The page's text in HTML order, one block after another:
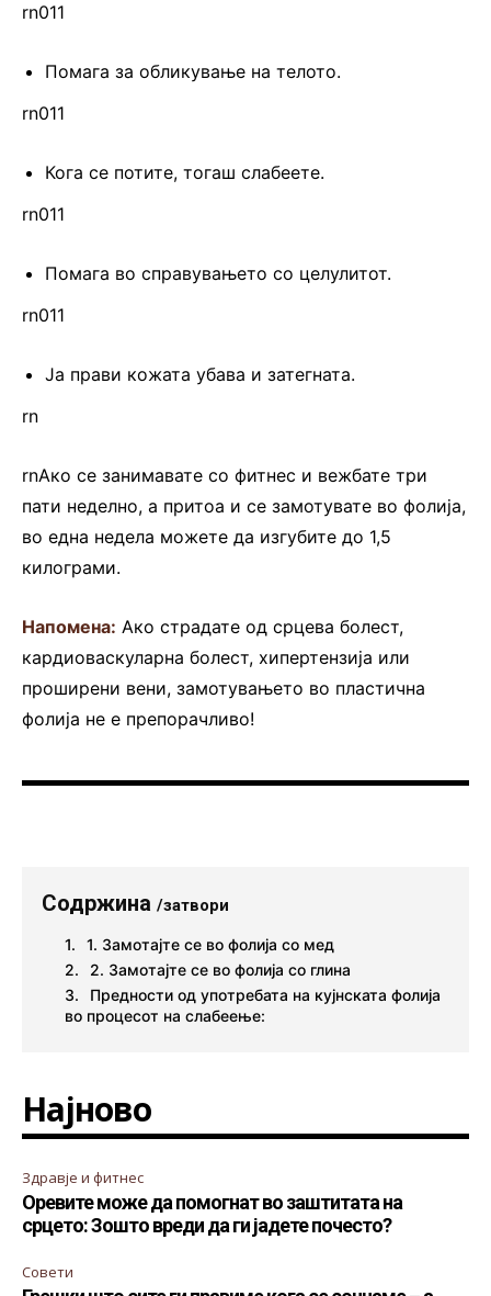
rn011
Помага за обликување на телото.
rn011
Кога се потите, тогаш слабеете.
rn011
Помага во справувањето со целулитот.
rn011
Ја прави кожата убава и затегната.
rn
rnАко се занимавате со фитнес и вежбате три
пати неделно, а притоа и се замотувате во фолија,
во една недела можете да изгубите до 1,5
килограми.
Напомена: Ако страдате од срцева болест,
кардиоваскуларна болест, хипертензија или
проширени вени, замотувањето во пластична
фолија не е препорачливо!
Содржина /затвори
1. Замотајте се во фолија со мед
2. Замотајте се во фолија со глина
Предности од употребата на кујнската фолија
во процесот на слабеење:
Најново
Здравје и фитнес
Оревите може да помогнат во заштитата на
срцето: Зошто вреди да ги јадете почесто?
Совети